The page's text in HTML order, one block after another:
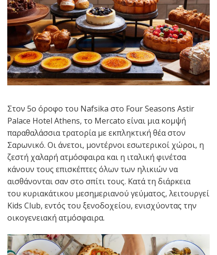
Στον 5ο όροφο του Nafsika στο Four Seasons Astir
Palace Hotel Athens, το Mercato είναι μια κομψή
παραθαλάσσια τρατορία με εκπληκτική θέα στον
Σαρωνικό. Οι άνετοι, μοντέρνοι εσωτερικοί χώροι, η
ζεστή χαλαρή ατμόσφαιρα και η ιταλική φινέτσα
κάνουν τους επισκέπτες όλων των ηλικιών να
αισθάνονται σαν στο σπίτι τους. Κατά τη διάρκεια
του κυριακάτικου μεσημεριανού γεύματος, λειτουργεί
Kids Club, εντός του ξενοδοχείου, ενισχύοντας την
οικογενειακή ατμόσφαιρα.